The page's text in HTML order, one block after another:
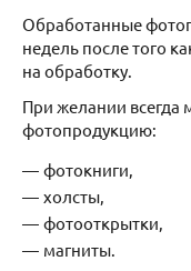
Обработанные
недель после того
на обработку.
При желании всегда
фотопродукцию:
фотокниги,
холсты,
фотооткрытки,
магниты.